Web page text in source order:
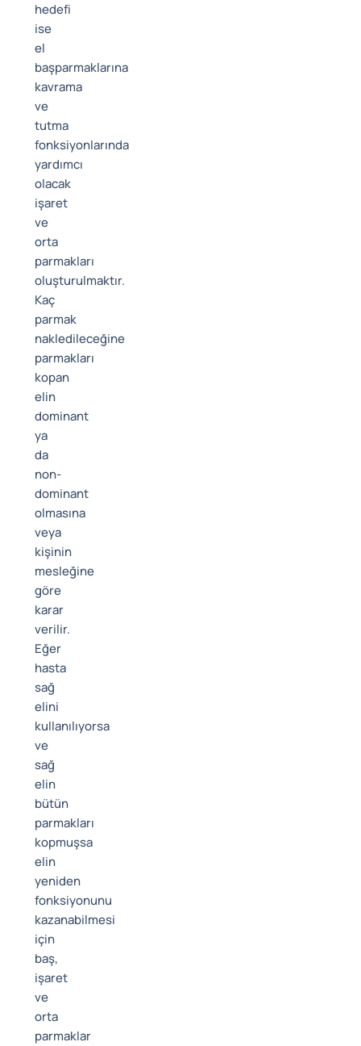
hedefi
ise
el
başparmaklarına
kavrama
ve
tutma
fonksiyonlarında
yardımcı
olacak
işaret
ve
orta
parmakları
oluşturulmaktır.
Kaç
parmak
nakledileceğine
parmakları
kopan
elin
dominant
ya
da
non-
dominant
olmasına
veya
kişinin
mesleğine
göre
karar
verilir.
Eğer
hasta
sağ
elini
kullanılıyorsa
ve
sağ
elin
bütün
parmakları
kopmuşsa
elin
yeniden
fonksiyonunu
kazanabilmesi
için
baş,
işaret
ve
orta
parmaklar